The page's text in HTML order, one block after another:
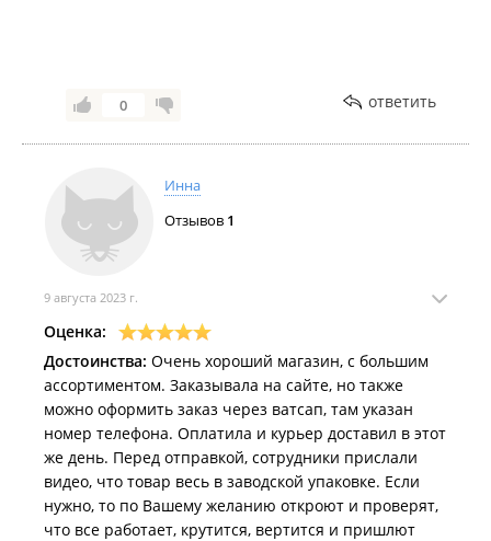
0 ответить
Инна
Отзывов 1
9 августа 2023 г.
Оценка:
Достоинства: Очень хороший магазин, с большим
ассортиментом. Заказывала на сайте, но также
можно оформить заказ через ватсап, там указан
номер телефона. Оплатила и курьер доставил в этот
же день. Перед отправкой, сотрудники прислали
видео, что товар весь в заводской упаковке. Если
нужно, то по Вашему желанию откроют и проверят,
что все работает, крутится, вертится и пришлют